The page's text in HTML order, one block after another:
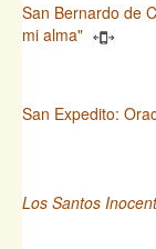
San Bernardo de
mi alma"
San Expedito:
Los Santos